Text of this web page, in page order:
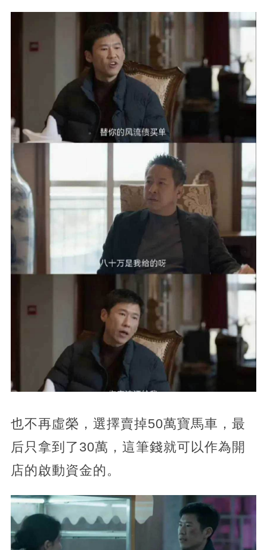
也不再虛榮，選擇賣掉50萬寶馬車，最
后只拿到了30萬，這筆錢就可以作為開
店的啟動資金的。